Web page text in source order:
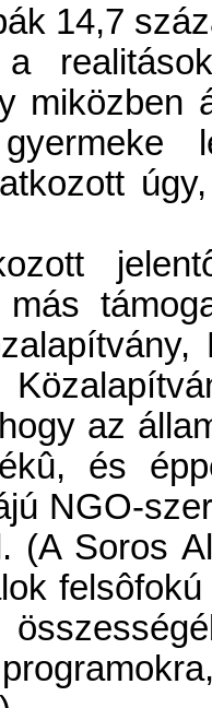
14,7
miközben
az
és
NGO-
(A Soros